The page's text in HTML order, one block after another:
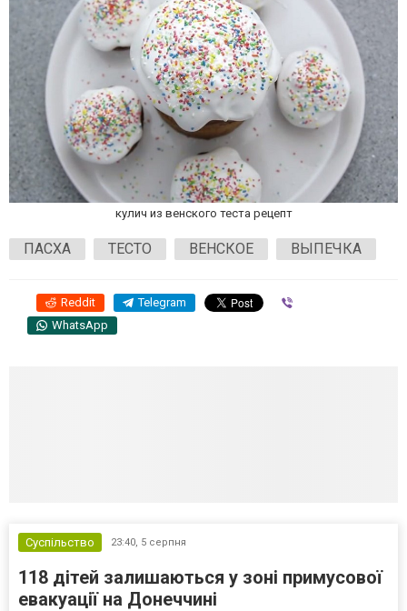
кулич из венского теста рецепт
ПАСХА ТЕСТО ВЕНСКОЕ ВЫПЕЧКА
Reddit Telegram
WhatsApp
Суспільство 23:40, 5 серпня
118 дітей залишаються у зоні примусової
евакуації на Донеччині